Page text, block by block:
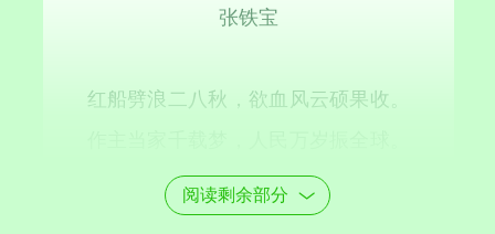
张铁宝
红船劈浪二八秋，欲血风云硕果收。
咏莲
阅读剩余部分